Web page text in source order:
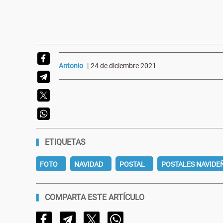
Antonio | 24 de diciembre 2021
ETIQUETAS
FOTO NAVIDAD POSTAL POSTALES
COMPARTA ESTE ARTÍCULO